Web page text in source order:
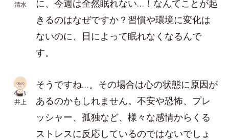
清水
に、今週は全然眠れない…！なんてことが起
きるのはなぜですか？習慣や環境に変化は
ないのに、日によって眠れなくなるんで
す。
井上
そうですね…。その場合は心の状態に原因が
あるのかもしれません。不安や恐怖、プレ
ッシャー、孤独など、様々な感情からくる
ストレスに反応しているのではないでしょ